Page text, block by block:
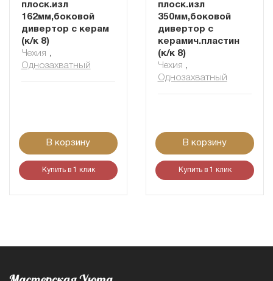
плоск.изл
162мм,боковой
дивертор с керам
(к/к 8)
Чехия ,
Однозахватный
В корзину
Купить в 1 клик
плоск.изл
350мм,боковой
дивертор с
керамич.пластин
(к/к 8)
Чехия ,
Однозахватный
В корзину
Купить в 1 клик